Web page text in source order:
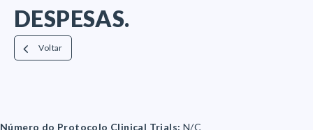
DESPESAS.
Voltar
Número do Protocolo Clinical Trials: N/C